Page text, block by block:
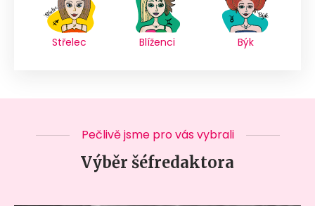
Střelec Blíženci Býk
Pečlivě jsme pro vás vybrali
Výběr šéfredaktora